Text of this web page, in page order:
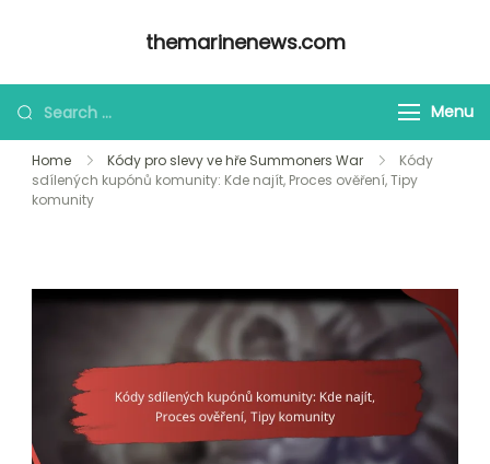
themarinenews.com
Looking
for
Something?
Menu
Home Kódy pro slevy ve hře Summoners War
Kódy
sdílených kupónů komunity: Kde najít, Proces ověření, Tipy
komunity